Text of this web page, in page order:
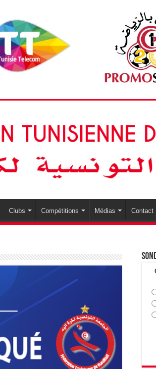
Clubs Compétitions Médias Contact